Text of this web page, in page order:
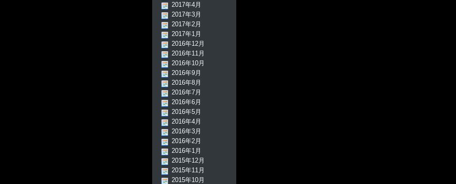
2017年4月
2017年3月
2017年2月
2017年1月
2016年12月
2016年11月
2016年10月
2016年9月
2016年8月
2016年7月
2016年6月
2016年5月
2016年4月
2016年3月
2016年2月
2016年1月
2015年12月
2015年11月
2015年10月